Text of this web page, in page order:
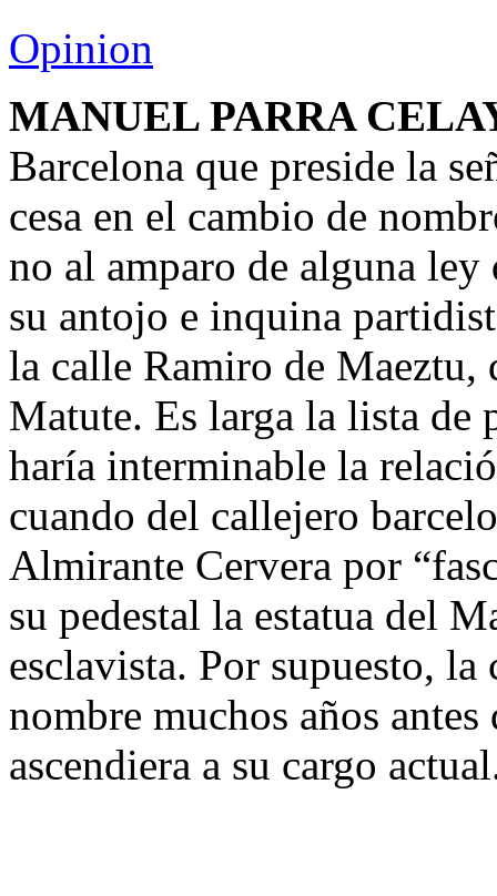
Opinion
MANUEL PARRA
Barcelona que preside la
cesa en el cambio de
no al amparo de alguna
su antojo e inquina
la calle Ramiro de Maeztu,
Matute. Es larga la lista de
haría interminable la
cuando del callejero
Almirante Cervera por
su pedestal la estatua del
esclavista. Por supuesto,
nombre muchos años
ascendiera a su cargo